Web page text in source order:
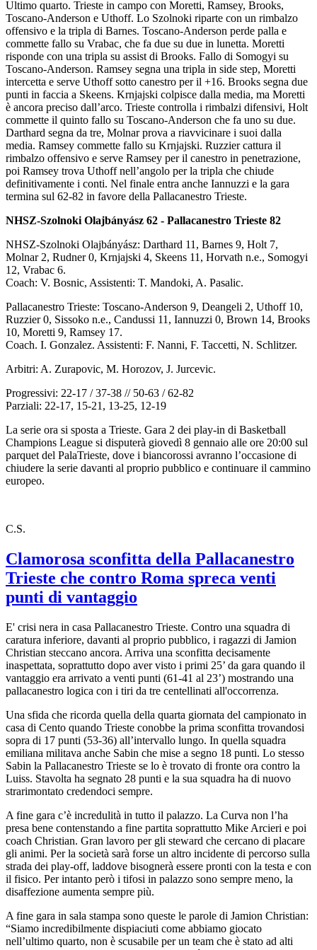
Ultimo quarto. Trieste in campo con Moretti, Ramsey, Brooks,
Toscano-Anderson e Uthoff. Lo Szolnoki riparte con un rimbalzo
offensivo e la tripla di Barnes. Toscano-Anderson perde palla e
commette fallo su Vrabac, che fa due su due in lunetta. Moretti
risponde con una tripla su assist di Brooks. Fallo di Somogyi su
Toscano-Anderson. Ramsey segna una tripla in side step, Moretti
intercetta e serve Uthoff sotto canestro per il +16. Brooks segna due
punti in faccia a Skeens. Krnjajski colpisce dalla media, ma Moretti
è ancora preciso dall’arco. Trieste controlla i rimbalzi difensivi, Holt
commette il quinto fallo su Toscano-Anderson che fa uno su due.
Darthard segna da tre, Molnar prova a riavvicinare i suoi dalla
media. Ramsey commette fallo su Krnjajski. Ruzzier cattura il
rimbalzo offensivo e serve Ramsey per il canestro in penetrazione,
poi Ramsey trova Uthoff nell’angolo per la tripla che chiude
definitivamente i conti. Nel finale entra anche Iannuzzi e la gara
termina sul 62-82 in favore della Pallacanestro Trieste.
NHSZ-Szolnoki Olajbányász 62 - Pallacanestro Trieste 82
NHSZ-Szolnoki Olajbányász: Darthard 11, Barnes 9, Holt 7,
Molnar 2, Rudner 0, Krnjajski 4, Skeens 11, Horvath n.e., Somogyi
12, Vrabac 6.
Coach: V. Bosnic, Assistenti: T. Mandoki, A. Pasalic.
Pallacanestro Trieste: Toscano-Anderson 9, Deangeli 2, Uthoff 10,
Ruzzier 0, Sissoko n.e., Candussi 11, Iannuzzi 0, Brown 14, Brooks
10, Moretti 9, Ramsey 17.
Coach. I. Gonzalez. Assistenti: F. Nanni, F. Taccetti, N. Schlitzer.
Arbitri: A. Zurapovic, M. Horozov, J. Jurcevic.
Progressivi: 22-17 / 37-38 // 50-63 / 62-82
Parziali: 22-17, 15-21, 13-25, 12-19
La serie ora si sposta a Trieste. Gara 2 dei play-in di Basketball
Champions League si disputerà giovedì 8 gennaio alle ore 20:00 sul
parquet del PalaTrieste, dove i biancorossi avranno l’occasione di
chiudere la serie davanti al proprio pubblico e continuare il cammino
europeo.
C.S.
Clamorosa sconfitta della Pallacanestro
Trieste che contro Roma spreca venti
punti di vantaggio
E' crisi nera in casa Pallacanestro Trieste. Contro una squadra di
caratura inferiore, davanti al proprio pubblico, i ragazzi di Jamion
Christian steccano ancora. Arriva una sconfitta decisamente
inaspettata, soprattutto dopo aver visto i primi 25’ da gara quando il
vantaggio era arrivato a venti punti (61-41 al 23’) mostrando una
pallacanestro logica con i tiri da tre centellinati all'occorrenza.
Una sfida che ricorda quella della quarta giornata del campionato in
casa di Cento quando Trieste conobbe la prima sconfitta trovandosi
sopra di 17 punti (53-36) all’intervallo lungo. In quella squadra
emiliana militava anche Sabin che mise a segno 18 punti. Lo stesso
Sabin la Pallacanestro Trieste se lo è trovato di fronte ora contro la
Luiss. Stavolta ha segnato 28 punti e la sua squadra ha di nuovo
strarimontato credendoci sempre.
A fine gara c’è incredulità in tutto il palazzo. La Curva non l’ha
presa bene contenstando a fine partita soprattutto Mike Arcieri e poi
coach Christian. Gran lavoro per gli steward che cercano di placare
gli animi. Per la società sarà forse un altro incidente di percorso sulla
strada dei play-off, laddove bisognerà essere pronti con la testa e con
il fisico. Per intanto però i tifosi in palazzo sono sempre meno, la
disaffezione aumenta sempre più.
A fine gara in sala stampa sono queste le parole di Jamion Christian:
“Siamo incredibilmente dispiaciuti come abbiamo giocato
nell’ultimo quarto, non è scusabile per un team che è stato ad alti